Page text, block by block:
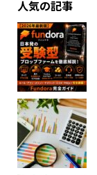
人気の記事